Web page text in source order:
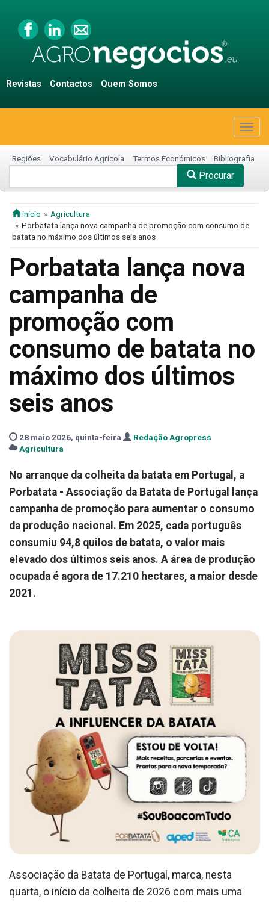
Revistas Contactos Quem Somos
Regiões Vocabulário Agrícola Termos Económicos Bibliografia
Procurar
início
Agricultura
Porbatata lança nova campanha de promoção com consumo de
batata no máximo dos últimos seis anos
Porbatata lança nova
campanha de
promoção com
consumo de batata no
máximo dos últimos
seis anos
28 maio 2026, quinta-feira
Redação Agropress
Agricultura
No arranque da colheita da batata em Portugal, a
Porbatata - Associação da Batata de Portugal lança
campanha de promoção para aumentar o consumo
da produção nacional. Em 2025, cada português
consumiu 94,8 quilos de batata, o valor mais
elevado dos últimos seis anos. A área de produção
ocupada é agora de 17.210 hectares, a maior desde
2021.
Associação da Batata de Portugal, marca, nesta
quarta, o início da colheita de 2026 com mais uma